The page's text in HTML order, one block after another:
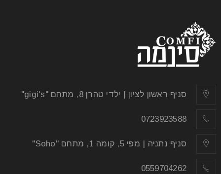
24 יונ
שיגרום לכם להרגיש בבית. כשבוחרים נכון, הבית יהפוך
סניף ראשון לציון | ילדי טהרן 8, מתחם "gigi's"
0723923588
סניף נתניה | מפי 5, קומה 1, מתחם "Soho"
0559704262